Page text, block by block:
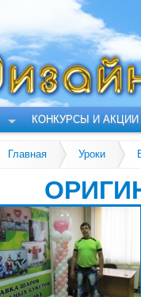
КОНКУРСЫ И АКЦИИ
Главная Уроки